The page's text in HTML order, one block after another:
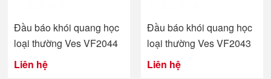
Đầu báo khói quang học
loại thường Ves VF2044
Liên hệ
Đầu báo khói quang học
loại thường Ves VF2043
Liên hệ